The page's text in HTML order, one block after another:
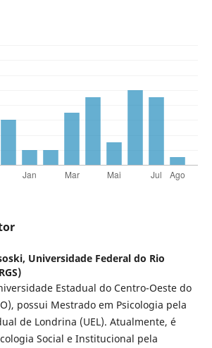
Universidade Federal do Rio
Estadual do Centro-Oeste do
possui Mestrado em Psicologia pela
de Londrina (UEL). Atualmente, é
Social e Institucional pela